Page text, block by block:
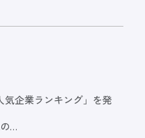
気企業ランキング」を発
…